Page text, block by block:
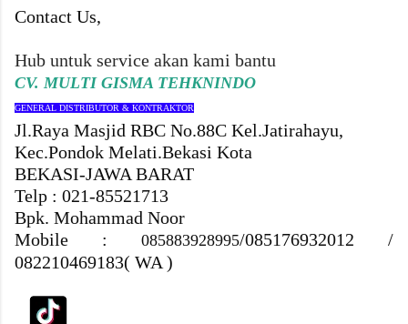
Contact Us,
Hub untuk service akan kami bantu
CV. MULTI GISMA TEHKNINDO
GENERAL DISTRIBUTOR & KONTRAKTOR
Jl.Raya Masjid RBC No.88C Kel.Jatirahayu,
Kec.Pondok Melati.Bekasi Kota
BEKASI-JAWA BARAT
Telp : 021-85521713
Bpk. Mohammad Noor
Mobile : 085883928995/085176932012 /
082210469183( WA )